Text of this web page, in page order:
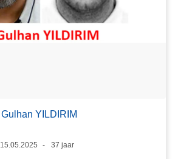
Gulhan YILDIRIM
Datum
15.05.2025
37 jaar